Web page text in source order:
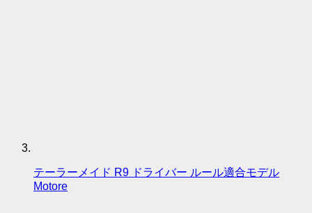
テーラーメイド R9 ドライバー ルール適合モデル
Motore